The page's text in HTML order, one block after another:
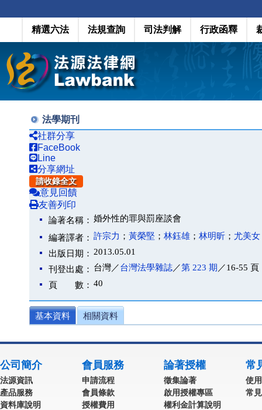
精選六法 法規查詢 司法判解 行政函釋
法學期刊
社群分享
FaceBook
Line
分享網址
請收錄全文
意見回饋
友善列印
論著名稱： 婚外性的罪與罰座談會
編著譯者： 許宗力 ； 黃榮堅 ； 林鈺雄 ； 林明昕 ； 尤美女
出版日期： 2013.05.01
刊登出處： 台灣／台灣法學雜誌／第 223 期 ／16-55 頁
頁 數： 40
基本資料 相關資料
公司簡介
法源資訊
產品服務
資料庫說明
會員服務
申請流程
會員條款
授權費用
論著授權
徵集論著
啟用授權專區
權利金計算說明
常
使
常